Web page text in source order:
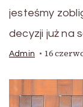
jesteśmy
decyzji już na
Admin 16